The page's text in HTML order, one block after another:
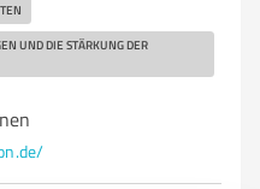
UND DIE STÄRKUNG DER